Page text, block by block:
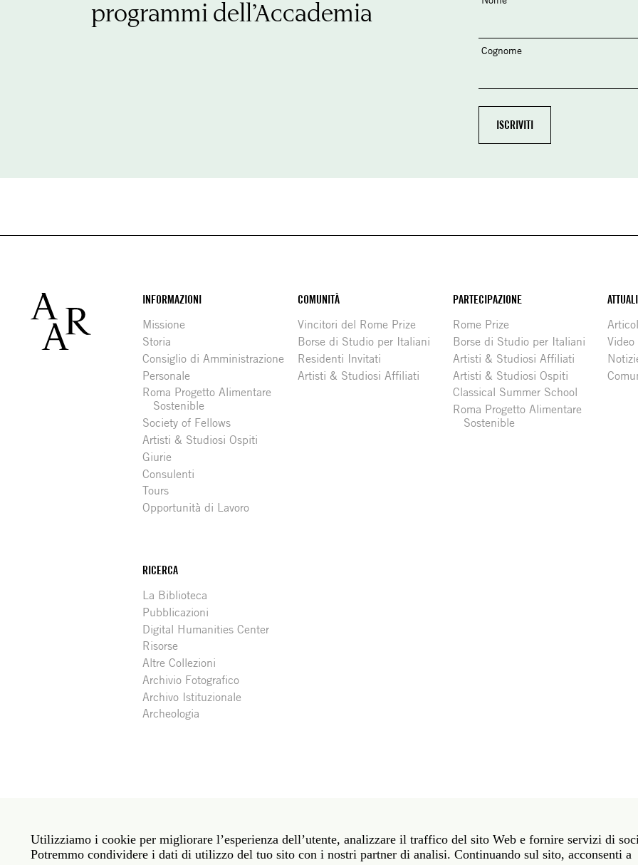
programmi dell’Accademia
Cognome
Footer
INFORMAZIONI
Missione
Storia
Consiglio di Amministrazione
Personale
Roma Progetto Alimentare
Sostenible
Society of Fellows
Artisti & Studiosi Ospiti
Giurie
Consulenti
Tours
Opportunità di Lavoro
COMUNITÀ
Vincitori del Rome Prize
Borse di Studio per Italiani
Residenti Invitati
Artisti & Studiosi Affiliati
PARTECIPAZIONE
Rome Prize
Borse di Studio per Italiani
Artisti & Studiosi Affiliati
Artisti & Studiosi Ospiti
Classical Summer School
Roma Progetto Alimentare
Sostenible
Video
RICERCA
La Biblioteca
Pubblicazioni
Digital Humanities Center
Risorse
Altre Collezioni
Archivio Fotografico
Archivo Istituzionale
Archeologia
media
Roma: Via Angelo Masina 5 00153 Roma ITALIA · t 39 06 58461 · f 39 06 5810788
New York: 535 West 22nd Street Third Floor New York NY 10011 · t 212 751 7200 · f 212 751 7220
Utilizziamo i cookie per migliorare l’esperienza dell’utente, analizzare il traffico del sito Web e fornire servizi di
Potremmo condividere i dati di utilizzo del tuo sito con i nostri partner di analisi. Continuando sul sito, acconsenti a